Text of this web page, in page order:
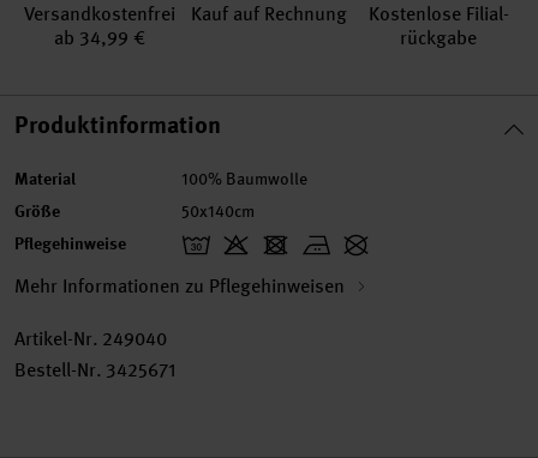
Versand­kosten­frei
ab 34,99 €
Kauf auf Rechnung
Kosten­lose Filial­
rückgabe
Produktinformation
Material 100% Baumwolle
Größe 50x140cm
Pflegehinweise
Mehr Informationen zu Pflegehinweisen
Artikel-Nr. 249040
Bestell-Nr. 3425671